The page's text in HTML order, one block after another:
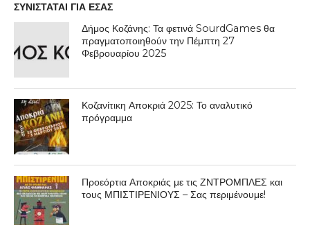
ΣΥΝΙΣΤΑΤΑΙ ΓΙΑ ΕΣΑΣ
Δήμος Κοζάνης: Τα φετινά SourdGames θα
πραγματοποιηθούν την Πέμπτη 27
Φεβρουαρίου 2025
Κοζανίτικη Αποκριά 2025: Το αναλυτικό
πρόγραμμα
Προεόρτια Αποκριάς με τις ΖΝΤΡΟΜΠΛΕΣ και
τους ΜΠΙΣΤΙΡΕΝΙΟΥΣ – Σας περιμένουμε!